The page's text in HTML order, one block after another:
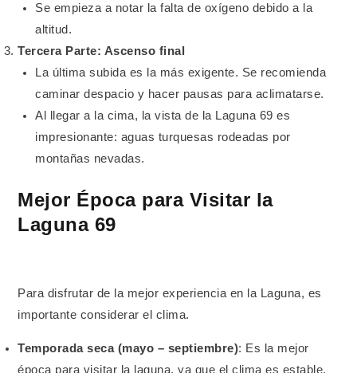
Se empieza a notar la falta de oxígeno debido a la
altitud.
Tercera Parte: Ascenso final
La última subida es la más exigente. Se recomienda
caminar despacio y hacer pausas para aclimatarse.
Al llegar a la cima, la vista de la Laguna 69 es
impresionante: aguas turquesas rodeadas por
montañas nevadas.
Mejor Época para Visitar la
Laguna 69
Para disfrutar de la mejor experiencia en la Laguna, es
importante considerar el clima.
Temporada seca (mayo – septiembre): Es la mejor
época para visitar la laguna, ya que el clima es estable,